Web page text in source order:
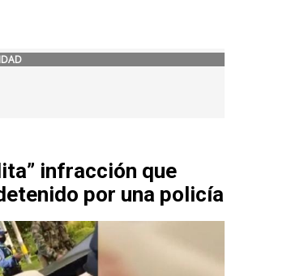
infracción que
por una policía